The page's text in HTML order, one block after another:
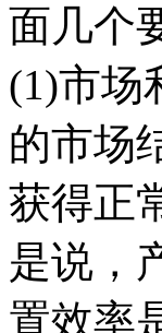
面几个
(1)市场
的市场
获得正
是说，
置效率